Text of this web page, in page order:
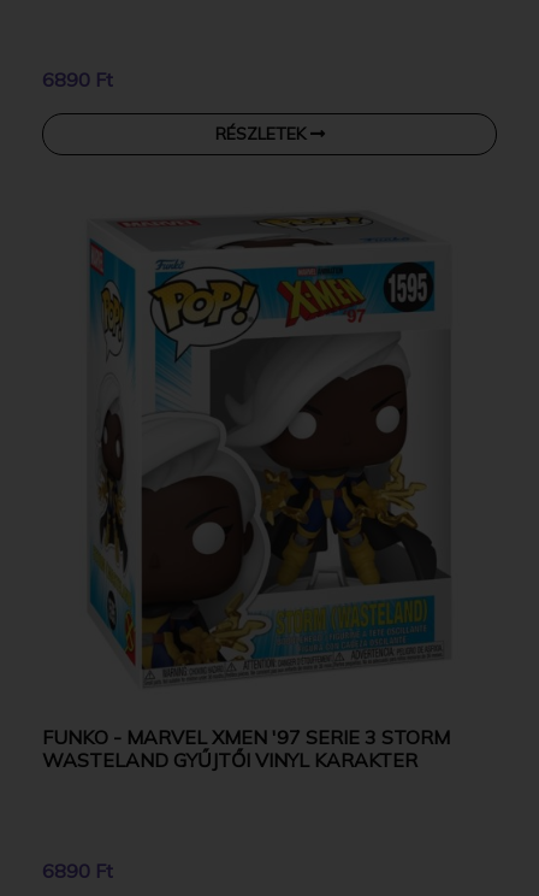
6890 Ft
RÉSZLETEK
FUNKO - MARVEL XMEN '97 SERIE 3 STORM
WASTELAND GYŰJTŐI VINYL KARAKTER
6890 Ft